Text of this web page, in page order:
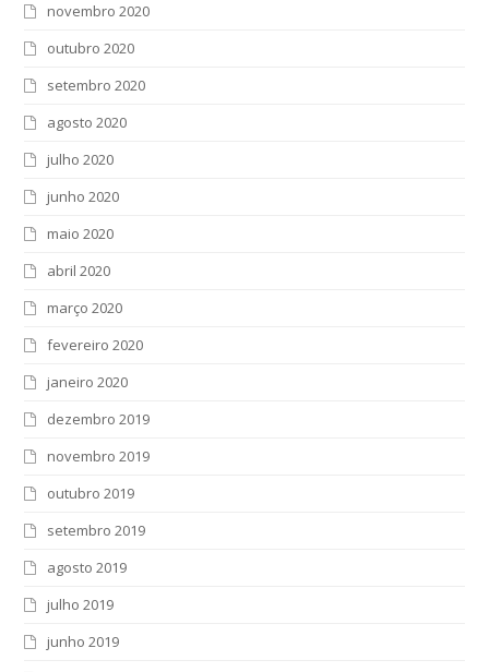
novembro 2020
outubro 2020
setembro 2020
agosto 2020
julho 2020
junho 2020
maio 2020
abril 2020
março 2020
fevereiro 2020
janeiro 2020
dezembro 2019
novembro 2019
outubro 2019
setembro 2019
agosto 2019
julho 2019
junho 2019